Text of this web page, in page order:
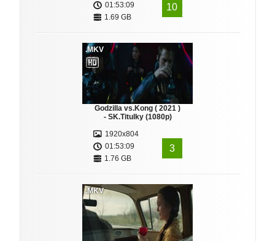
01:53:09
1.69 GB
10
.MKV
Godzilla vs.Kong ( 2021 )
- SK.Titulky (1080p)
1920x804
01:53:09
1.76 GB
3
.MKV